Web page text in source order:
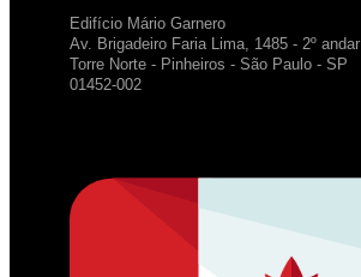
Edifício Mário Garnero
Av. Brigadeiro Faria Lima, 1485 - 2º andar
Torre Norte - Pinheiros - São Paulo - SP
01452-002